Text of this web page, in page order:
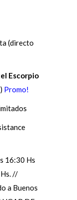
(directo
Escorpio
Promo!
16:30 Hs
//
a Buenos